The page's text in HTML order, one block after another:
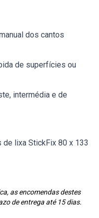
dos cantos
de superfícies ou
intermédia e de
de lixa StickFix 80 x 133
as encomendas destes
de entrega até 15 dias.